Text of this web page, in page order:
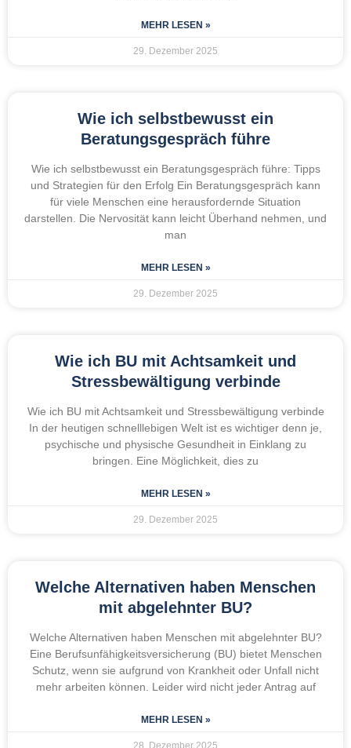
MEHR LESEN »
29. Dezember 2025
Wie ich selbstbewusst ein
Beratungsgespräch führe
Wie ich selbstbewusst ein Beratungsgespräch führe: Tipps
und Strategien für den Erfolg Ein Beratungsgespräch kann
für viele Menschen eine herausfordernde Situation
darstellen. Die Nervosität kann leicht Überhand nehmen, und
man
MEHR LESEN »
29. Dezember 2025
Wie ich BU mit Achtsamkeit und
Stressbewältigung verbinde
Wie ich BU mit Achtsamkeit und Stressbewältigung verbinde
In der heutigen schnelllebigen Welt ist es wichtiger denn je,
psychische und physische Gesundheit in Einklang zu
bringen. Eine Möglichkeit, dies zu
MEHR LESEN »
29. Dezember 2025
Welche Alternativen haben Menschen
mit abgelehnter BU?
Welche Alternativen haben Menschen mit abgelehnter BU?
Eine Berufsunfähigkeitsversicherung (BU) bietet Menschen
Schutz, wenn sie aufgrund von Krankheit oder Unfall nicht
mehr arbeiten können. Leider wird nicht jeder Antrag auf
MEHR LESEN »
28. Dezember 2025